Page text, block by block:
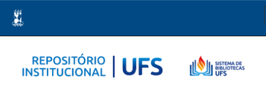
navigation